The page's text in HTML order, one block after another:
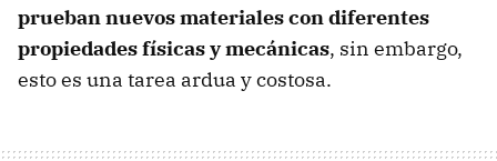
prueban nuevos materiales con diferentes
propiedades físicas y mecánicas, sin embargo,
esto es una tarea ardua y costosa.